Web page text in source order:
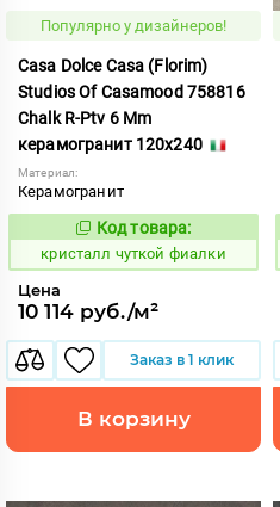
Популярно у дизайнеров!
Casa Dolce Casa (Florim)
Studios Of Casamood 758816
Chalk R-Ptv 6 Mm
керамогранит 120x240
Материал:
Керамогранит
827239
Код товара:
кристалл чуткой фиалки
Цена
10 114 руб./м²
Заказ в 1 клик
В корзину